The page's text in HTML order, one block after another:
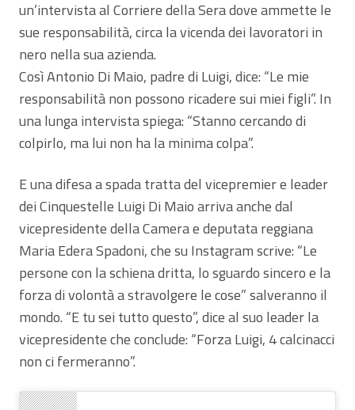
un’intervista al Corriere della Sera dove ammette le
sue responsabilità, circa la vicenda dei lavoratori in
nero nella sua azienda.
Così Antonio Di Maio, padre di Luigi, dice: “Le mie
responsabilità non possono ricadere sui miei figli”. In
una lunga intervista spiega: “Stanno cercando di
colpirlo, ma lui non ha la minima colpa”.
E una difesa a spada tratta del vicepremier e leader
dei Cinquestelle Luigi Di Maio arriva anche dal
vicepresidente della Camera e deputata reggiana
Maria Edera Spadoni, che su Instagram scrive: “Le
persone con la schiena dritta, lo sguardo sincero e la
forza di volontà a stravolgere le cose” salveranno il
mondo. “E tu sei tutto questo”, dice al suo leader la
vicepresidente che conclude: “Forza Luigi, 4 calcinacci
non ci fermeranno”.